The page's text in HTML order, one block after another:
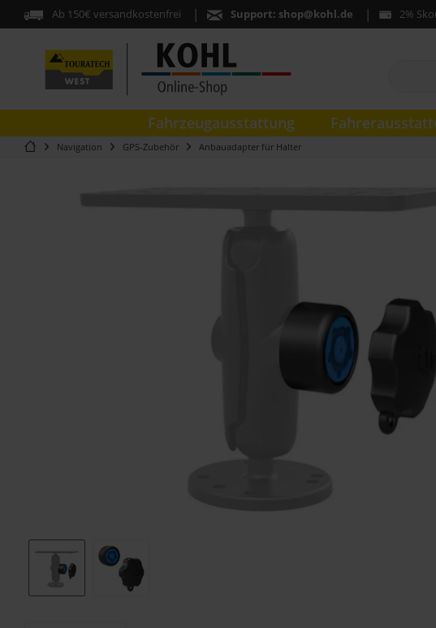
Ab 150€ versandkostenfrei Support: shop@kohl.de 2%
Fahrzeugausstattung
Navigation GPS-Zubehör Anbauadapter für Halter